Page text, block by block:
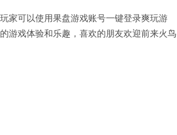
家可以使用果盘游戏账号一键登录爽玩游
游戏体验和乐趣，喜欢的朋友欢迎前来火鸟